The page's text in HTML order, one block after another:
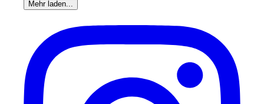
Mehr laden...